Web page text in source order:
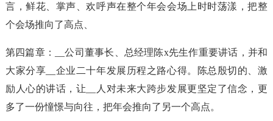
言，鲜花、掌声、欢呼声在整个年会会场上时时荡漾，把整
个会场推向了高点、
第四篇章：__公司董事长、总经理陈x先生作重要讲话，并和
大家分享__企业二十年发展历程之路心得。陈总殷切的、激
励人心的讲话，让__人对未来大跨步发展更坚定了信念，更
多了一份憧憬与向往，把年会推向了另一个高点。